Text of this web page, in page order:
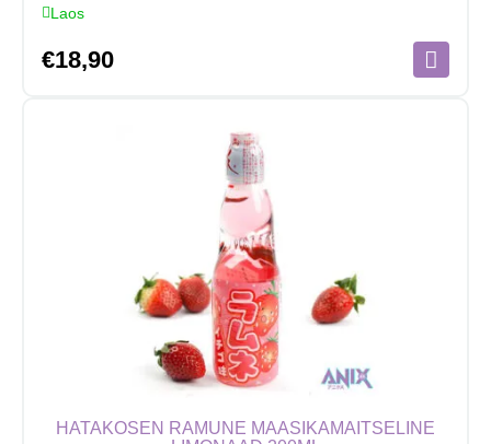
Laos
€18,90
HATAKOSEN RAMUNE MAASIKAMAITSELINE